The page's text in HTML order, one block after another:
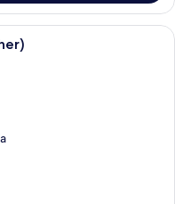
Balkon